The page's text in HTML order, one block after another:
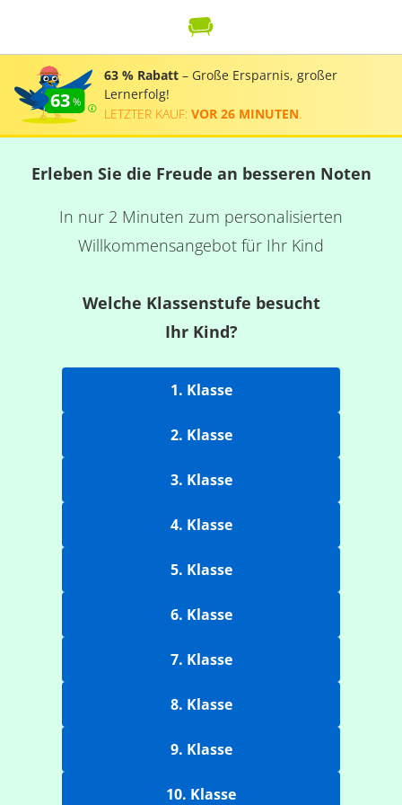
63
63 % Rabatt – Große Ersparnis, großer
Lernerfolg!
LETZTER KAUF: VOR 26 MINUTEN
Erleben Sie die Freude an besseren Noten
In nur 2 Minuten zum personalisierten
Willkommensangebot für Ihr Kind
Welche Klassenstufe besucht
Ihr Kind?
1. Klasse
2. Klasse
3. Klasse
4. Klasse
5. Klasse
6. Klasse
7. Klasse
8. Klasse
9. Klasse
10. Klasse